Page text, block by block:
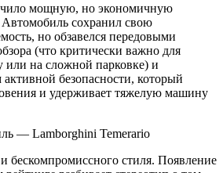
мощную, но экономичную
сохранил свою
но обзавелся передовыми
(что критически важно для
или на сложной парковке) и
безопасности, который
и удерживает тяжелую машину
— Lamborghini Temerario
бескомпромиссного стиля. Появление